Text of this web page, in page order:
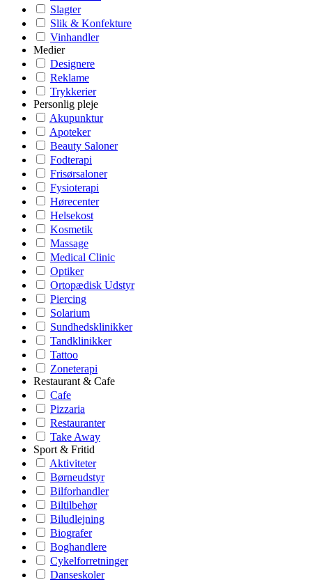
Slagter
Slik & Konfekture
Vinhandler
Medier
Designere
Reklame
Trykkerier
Personlig pleje
Akupunktur
Apoteker
Beauty Saloner
Fodterapi
Frisørsaloner
Fysioterapi
Hørecenter
Helsekost
Kosmetik
Massage
Medical Clinic
Optiker
Ortopædisk Udstyr
Piercing
Solarium
Sundhedsklinikker
Tandklinikker
Tattoo
Zoneterapi
Restaurant & Cafe
Cafe
Pizzaria
Restauranter
Take Away
Sport & Fritid
Aktiviteter
Børneudstyr
Bilforhandler
Biltilbehør
Biludlejning
Biografer
Boghandlere
Cykelforretninger
Danseskoler